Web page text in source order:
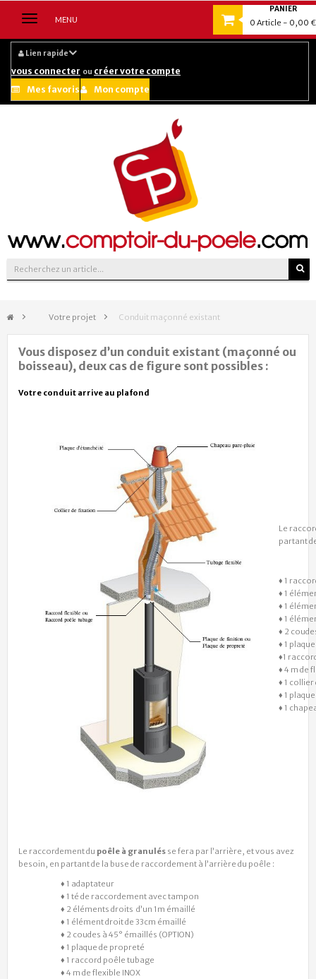
Lien rapide
vous connecter ou créer votre compte
Mes favoris
Mon compte
PANIER
0 Article - 0,00 €
Suivez-nous sur :
Navigation
MENU
&gt; Votre projet > Conduit maçonné existant
Vous disposez d’un conduit existant (maçonné ou
boisseau), deux cas de figure sont possibles :
Votre conduit arrive au plafond
Le
partant
♦ 1
♦ 1
♦ 1
♦ 1
♦ 2
♦ 1
♦1
♦ 4 m de
♦ 1
♦ 1
♦ 1
Le raccordement du poêle à granulés se fera par l’arrière, et vous avez
besoin, en partant de la buse de raccordement à l’arrière du poêle :
♦ 1 adaptateur
♦ 1 té de raccordement avec tampon
♦ 2 éléments droits d’un 1m émaillé
♦ 1 élément droit de 33cm émaillé
♦ 2 coudes à 45° émaillés (OPTION)
♦ 1 plaque de propreté
♦ 1 raccord poêle tubage
♦ 4 m de flexible INOX